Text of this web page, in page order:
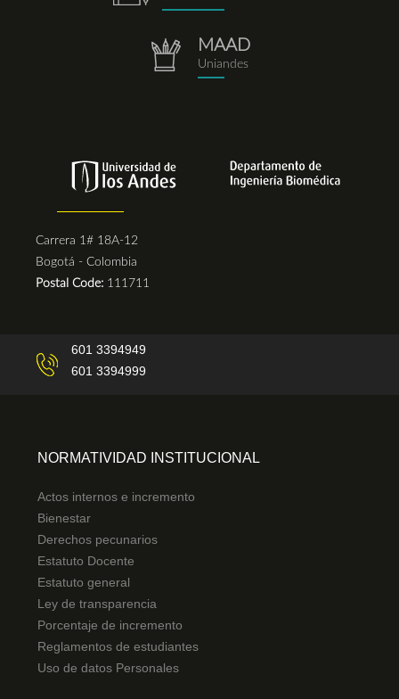
repositorio.png
MAAD
Uniandes
Carrera 1# 18A-12
Bogotá - Colombia
Postal Code: 111711
601 3394949
601 3394999
NORMATIVIDAD INSTITUCIONAL
Actos internos e incremento
Bienestar
Derechos pecunarios
Estatuto Docente
Estatuto general
Ley de transparencia
Porcentaje de incremento
Reglamentos de estudiantes
Uso de datos Personales